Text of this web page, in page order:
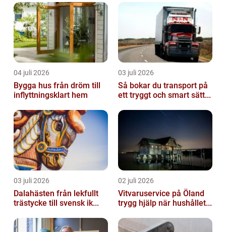
04 juli 2026
Bygga hus från dröm till
inflyttningsklart hem
03 juli 2026
Så bokar du transport på
ett tryggt och smart sätt...
03 juli 2026
Dalahästen från lekfullt
trästycke till svensk ik...
02 juli 2026
Vitvaruservice på Öland
trygg hjälp när hushållet...